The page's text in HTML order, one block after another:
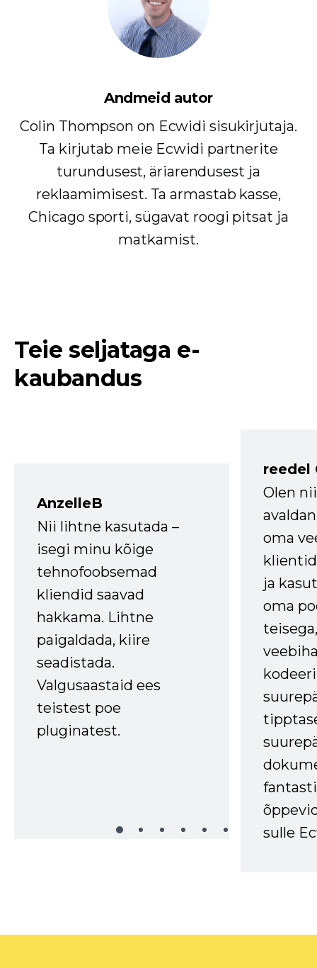
Andmeid autor
Colin Thompson on Ecwidi sisukirjutaja.
Ta kirjutab meie Ecwidi partnerite
turundusest, äriarendusest ja
reklaamimisest. Ta armastab kasse,
Chicago sporti, sügavat roogi pitsat ja
matkamist.
Teie seljataga e-
kaubandus
AnzelleB
Nii lihtne kasutada –
isegi minu kõige
tehnofoobsemad
kliendid saavad
hakkama. Lihtne
paigaldada, kiire
seadistada.
Valgusaastaid ees
teistest poe
pluginatest.
reedel
Olen
oma
ja
oma
sulle